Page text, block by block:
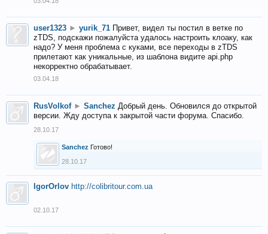
user1323 ► yurik_71 Привет, видел ты постил в ветке по
zTDS, подскажи пожалуйста удалось настроить клоаку, как
надо? У меня проблема с куками, все переходы в zTDS
прилетают как уникальные, из шаблона видите api.php
некорректно обрабатывает.
03.04.18
RusVolkof ► Sanchez Добрый день. Обновился до открытой
версии. Жду доступа к закрытой части форума. Спасибо.
28.10.17
Sanchez Готово!
28.10.17
IgorOrlov http://colibritour.com.ua
02.10.17